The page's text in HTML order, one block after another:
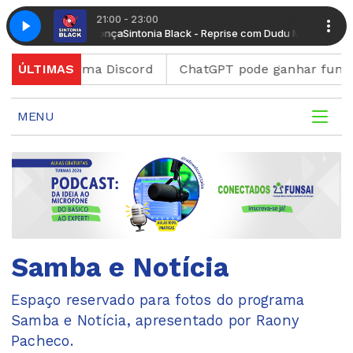
21:00 - 23:00
com Dudu MendonçaSintonia Black - Reprise com Dudu Mendonça
ÚLTIMAS
plataforma Discord ChatGPT pode ganhar
MENU
Samba e Notícia
Espaço reservado para fotos do programa
Samba e Notícia, apresentado por Raony
Pacheco.